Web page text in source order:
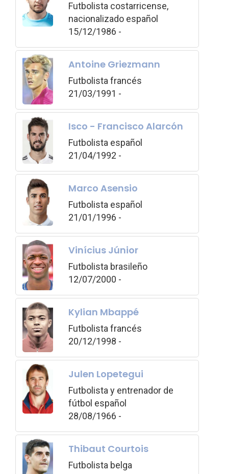
Futbolista costarricense,
nacionalizado español
15/12/1986 -
Antoine Griezmann
Futbolista francés
21/03/1991 -
Isco - Francisco Alarcón
Futbolista español
21/04/1992 -
Marco Asensio
Futbolista español
21/01/1996 -
Vinícius Júnior
Futbolista brasileño
12/07/2000 -
Kylian Mbappé
Futbolista francés
20/12/1998 -
Julen Lopetegui
Futbolista y entrenador de
fútbol español
28/08/1966 -
Thibaut Courtois
Futbolista belga